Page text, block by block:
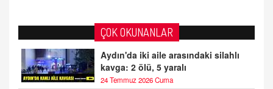
ÇOK OKUNANLAR
Aydın'da iki aile arasındaki silahlı
kavga: 2 ölü, 5 yaralı
24 Temmuz 2026 Cuma